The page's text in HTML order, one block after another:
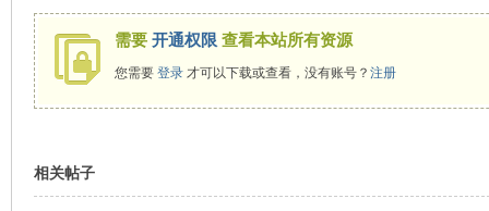
需要 开通权限 查看本站所有资源
您需要 登录才可以下载或查看，没有账号？ 注册
相关帖子